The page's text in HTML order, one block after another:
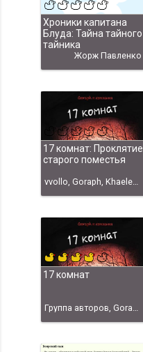
Хроники капитана
Блуда: Тайна тайного
тайника
Жорж Павленко
17 комнат: Проклятие
старого поместья
vvollo, Goraph, Khaelenmore, techniX, Enola, Айвазян, Артур, yandexx, Артамонов, Антон, Добранов, Вячеслав, Косых, Пётр, qwerty, Irremann, Ajenta, Librarian Oak, Zlobot, Ласточкин, Антон, blinovvi, spline1986, Oreolek, vvollo + авторы оригинала, Cheshire, hugeping, Антон Артамонов, Артур Айвазян
17 комнат
Группа авторов, Goraph, Khaelenmore, techniX, Enola, Айвазян, Артур, yandexx, Добранов, Вячеслав, Косых, Пётр, qwerty, Irremann, Ajenta, Librarian Oak, Zlobot, Ласточкин, Антон, blinovvi, spline1986, Oreolek, Cheshire, Антон Артамонов, Артур Айвазян, hugeping